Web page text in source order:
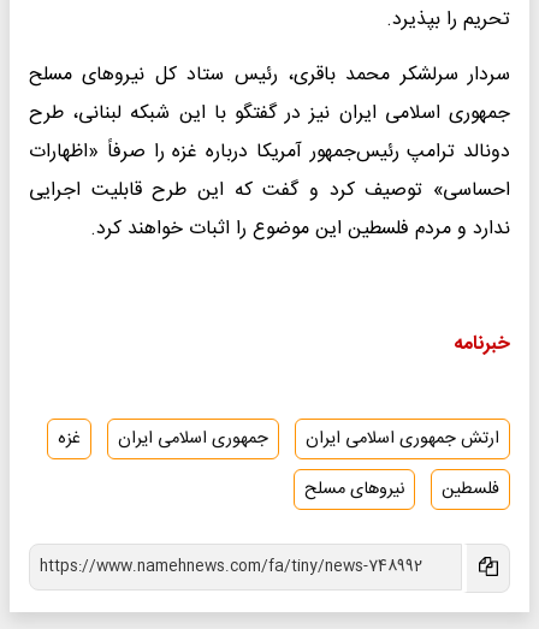
تحریم را بپذیرد.
سردار سرلشکر محمد باقری، رئیس ستاد کل نیروهای مسلح
جمهوری اسلامی ایران نیز در گفتگو با این شبکه لبنانی، طرح
دونالد ترامپ رئیس‌جمهور آمریکا درباره غزه را صرفاً «اظهارات
احساسی» توصیف کرد و گفت که این طرح قابلیت اجرایی
ندارد و مردم فلسطین این موضوع را اثبات خواهند کرد.
خبرنامه
ارتش جمهوری اسلامی ایران جمهوری اسلامی ایران
غزه
فلسطین
نیروهای مسلح